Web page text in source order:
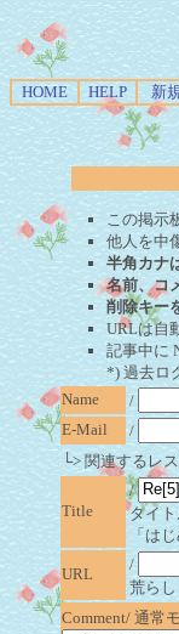
HOME HELP 新
この掲示
他人を中
半角カナ
名前、コ
削除キー
URLは自
記事中に
*) 過去ロ
Name
/
E-Mail
/
└> 関連するレ
Title
/
タイ
「は
URL
/
荒ら
Comment/ 通常